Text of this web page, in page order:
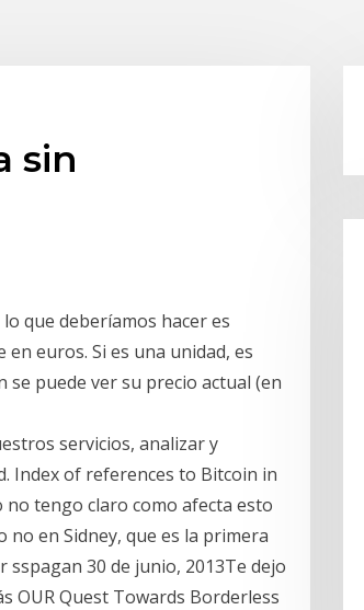
sin
que deberíamos hacer es
en euros. Si es una unidad, es
puede ver su precio actual (en
servicios, analizar y
Index of references to Bitcoin in
tengo claro como afecta esto
en Sidney, que es la primera
30 de junio, 2013Te dejo
OUR Quest Towards Borderless